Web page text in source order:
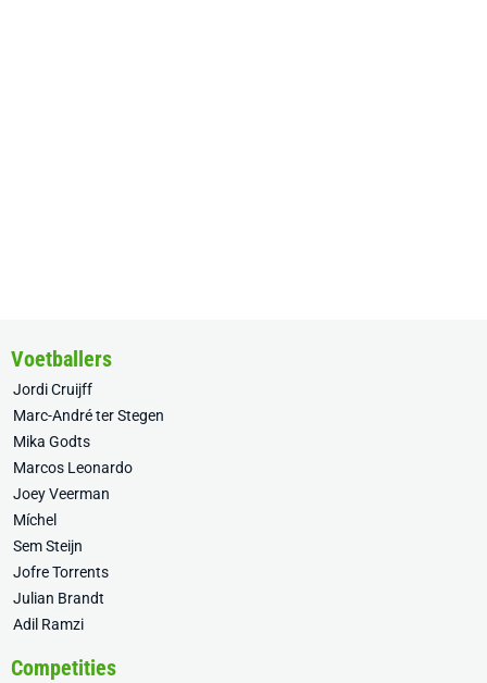
Voetballers
Jordi Cruijff
Marc-André ter Stegen
Mika Godts
Marcos Leonardo
Joey Veerman
Míchel
Sem Steijn
Jofre Torrents
Julian Brandt
Adil Ramzi
Competities